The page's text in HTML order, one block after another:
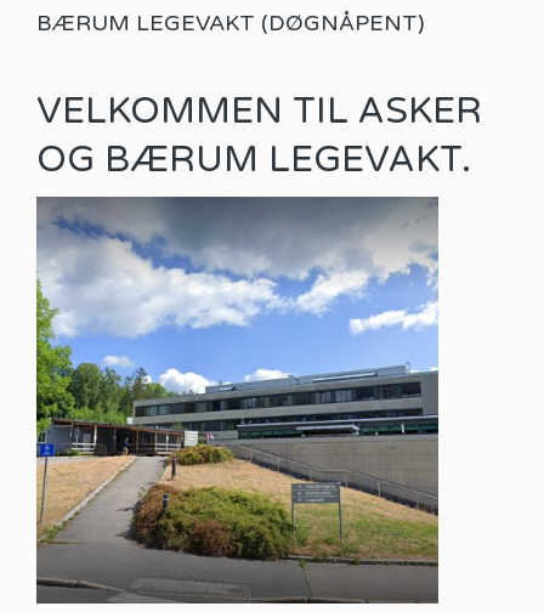
BÆRUM LEGEVAKT (DØGNÅPENT)
VELKOMMEN TIL ASKER
OG BÆRUM LEGEVAKT.